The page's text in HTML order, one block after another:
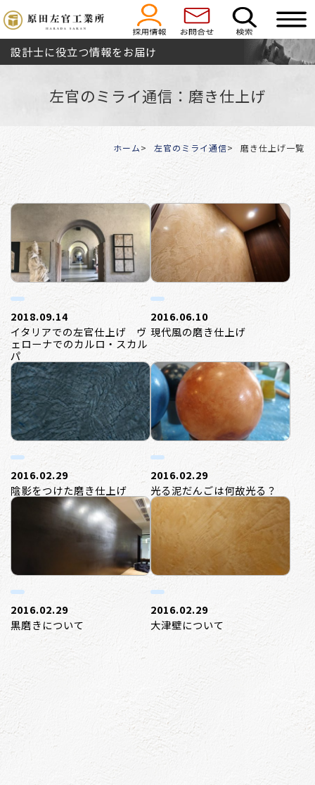
設計士に役立つ情報をお届け
左官のミライ通信：磨き仕上げ
ホーム 左官のミライ通信 磨き仕上げ一覧
2018.09.14
イタリアでの左官仕上げ ヴ
ェローナでのカルロ・スカル
パ
2016.06.10
現代風の磨き仕上げ
2016.02.29
陰影をつけた磨き仕上げ
2016.02.29
光る泥だんごは何故光る？
2016.02.29
黒磨きについて
2016.02.29
大津壁について